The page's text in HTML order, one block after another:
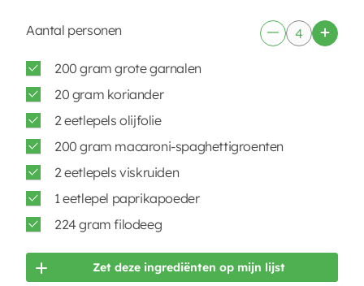
Aantal personen
200 gram grote garnalen
20 gram koriander
2 eetlepels olijfolie
200 gram macaroni-spaghettigroenten
2 eetlepels viskruiden
1 eetlepel paprikapoeder
224 gram filodeeg
Zet deze ingrediënten op mijn lijst